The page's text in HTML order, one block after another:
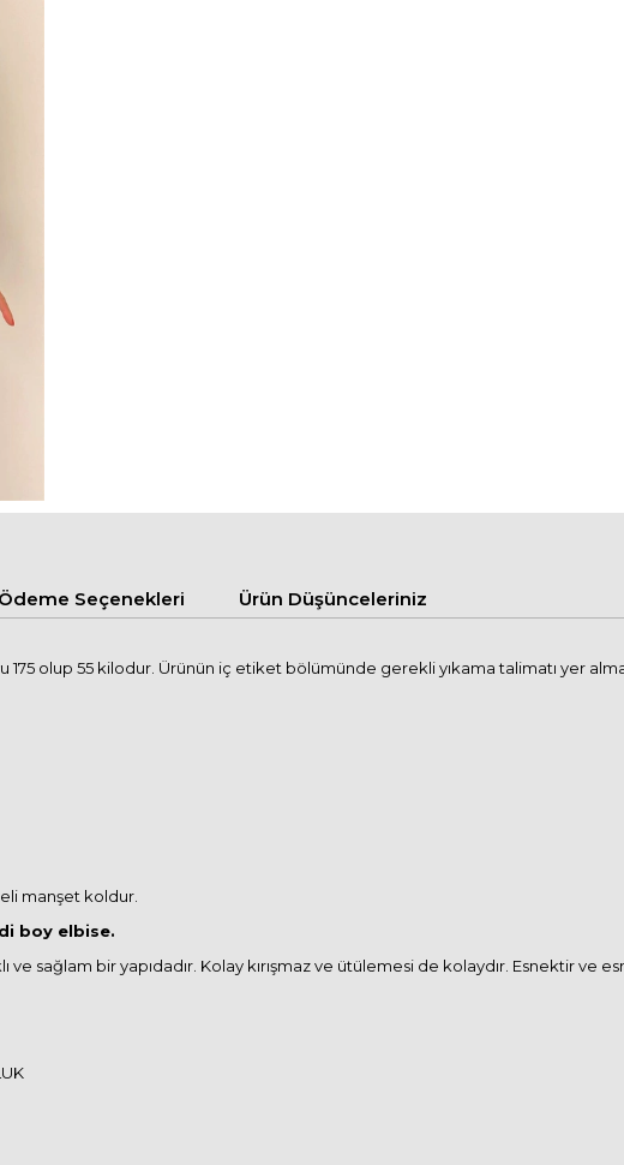
Ödeme Seçenekleri Ürün Düşünceleriniz
olup 55 kilodur. Ürünün iç etiket bölümünde gerekli yıkama talimatı yer
manşet koldur.
boy elbise.
ve sağlam bir yapıdadır. Kolay kırışmaz ve ütülemesi de kolaydır. Esnektir ve